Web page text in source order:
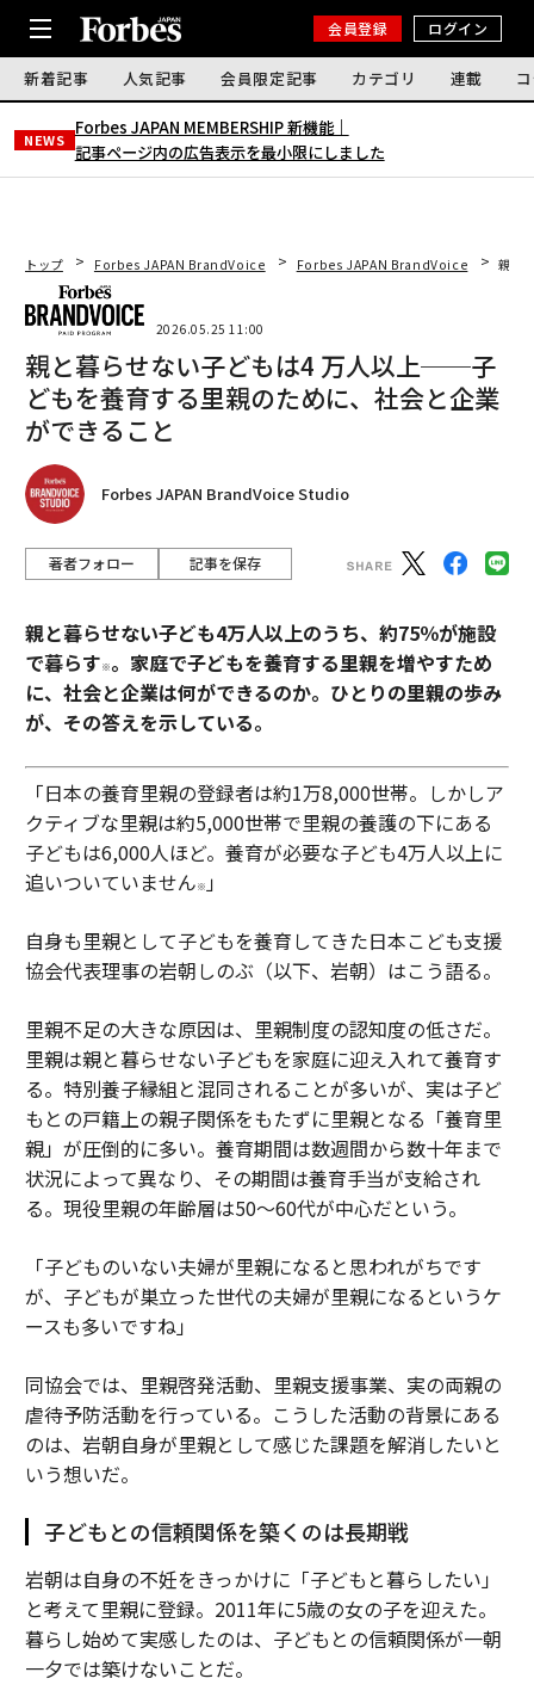
会員登録 ログイン
新着記事 人気記事 会員限定記事 カテゴリ 連載
NEWS
Forbes JAPAN MEMBERSHIP 新機能｜
記事ページ内の広告表示を最小限にしました
トップ Forbes JAPAN BrandVoice Forbes JAPAN BrandVoice 親と
2026.05.25 11:00
親と暮らせない子どもは4 万人以上──子
どもを養育する里親のために、社会と企業
ができること
Forbes JAPAN BrandVoice Studio
著者フォロー 記事を保存
親と暮らせない子ども4万人以上のうち、約75％が施設
で暮らす※。家庭で子どもを養育する里親を増やすため
に、社会と企業は何ができるのか。ひとりの里親の歩み
が、その答えを示している。
「日本の養育里親の登録者は約1万8,000世帯。しかしア
クティブな里親は約5,000世帯で里親の養護の下にある
子どもは6,000人ほど。養育が必要な子ども4万人以上に
追いついていません※ 」
自身も里親として子どもを養育してきた日本こども支援
協会代表理事の岩朝しのぶ（以下、岩朝）はこう語る。
里親不足の大きな原因は、里親制度の認知度の低さだ。
里親は親と暮らせない子どもを家庭に迎え入れて養育す
る。特別養子縁組と混同されることが多いが、実は子ど
もとの戸籍上の親子関係をもたずに里親となる「養育里
親」が圧倒的に多い。養育期間は数週間から数十年まで
状況によって異なり、その期間は養育手当が支給され
る。現役里親の年齢層は50～60代が中心だという。
「子どものいない夫婦が里親になると思われがちです
が、子どもが巣立った世代の夫婦が里親になるというケ
ースも多いですね」
同協会では、里親啓発活動、里親支援事業、実の両親の
虐待予防活動を行っている。こうした活動の背景にある
のは、岩朝自身が里親として感じた課題を解消したいと
いう想いだ。
子どもとの信頼関係を築くのは長期戦
岩朝は自身の不妊をきっかけに「子どもと暮らしたい」
と考えて里親に登録。2011年に5歳の女の子を迎えた。
暮らし始めて実感したのは、子どもとの信頼関係が一朝
一夕では築けないことだ。